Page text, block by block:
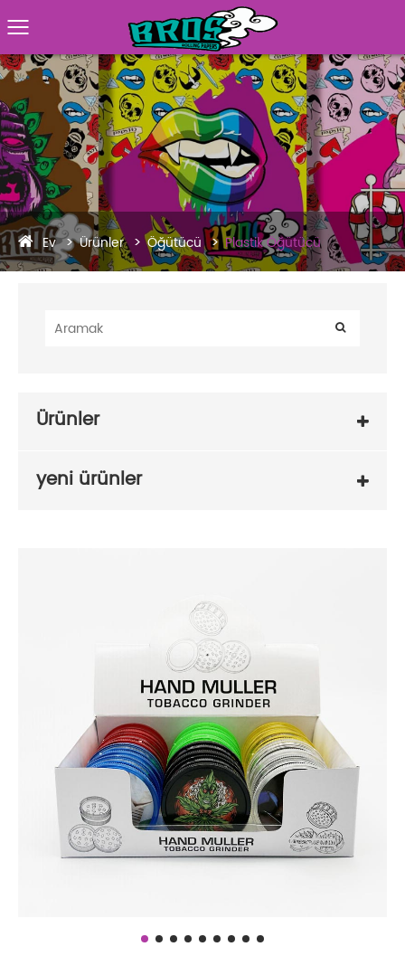
Ev Ürünler Öğütücü Plastik Öğütücü
Ürünler
yeni ürünler